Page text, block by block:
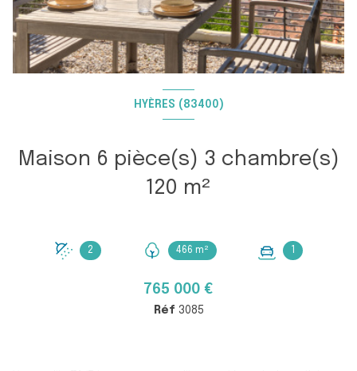
HYÈRES (83400)
Maison 6 pièce(s) 3 chambre(s)
120 m²
2 466 m²
765 000 €
Réf 3085